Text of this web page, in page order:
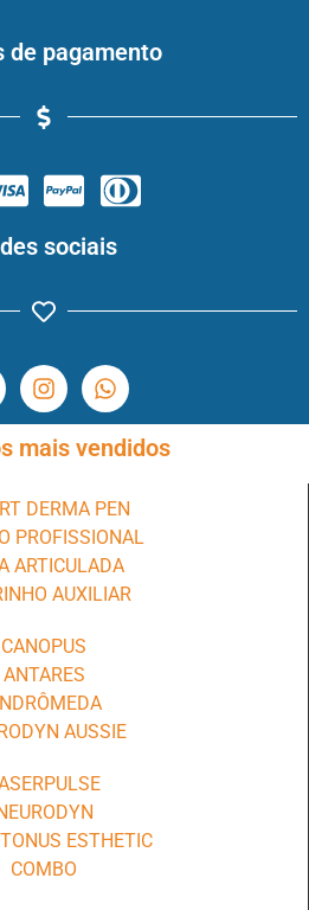
de pagamento
sociais
mais vendidos
DERMA PEN
PROFISSIONAL
ARTICULADA
AUXILIAR
CANOPUS
ANTARES
AUSSIE
ESTHETIC
COMBO